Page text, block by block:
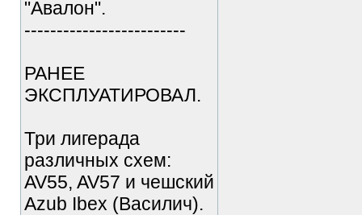
"Авалон".
-------------------------
РАНЕЕ
ЭКСПЛУАТИРОВАЛ.
Три лигерада
различных схем:
AV55, AV57 и чешский
Azub Ibex (Василич).